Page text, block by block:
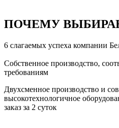
ПОЧЕМУ
6 слагаемых успеха компании
Собственное производство,
требованиям
Двухсменное производство и
высокотехнологичное
заказ за 2 суток